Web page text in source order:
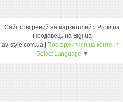
Сайт створений на маркетплейсі Prom.ua
Продавець на Bigl.ua
Оптовий інтернет-магазин av-style.com.ua | Поскаржитися на контент |
Select Language ▼